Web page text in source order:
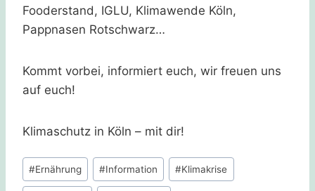
Fooderstand, IGLU, Klimawende Köln,
Pappnasen Rotschwarz…
Kommt vorbei, informiert euch, wir freuen uns
auf euch!
Klimaschutz in Köln – mit dir!
Schlagworte:
#Ernährung #Information #Klimakrise